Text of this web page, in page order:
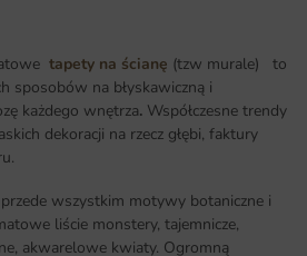
tapety na ścianę (tzw murale) to
sposobów na błyskawiczną i
każdego wnętrza. Współczesne trendy
dekoracji na rzecz głębi, faktury
wszystkim motywy botaniczne i
liście monstery, tajemnicze,
akwarelowe kwiaty. Ogromną